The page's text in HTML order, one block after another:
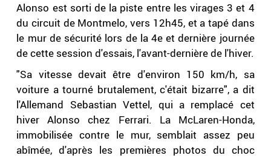
Alonso est sorti de la piste entre les virages 3 et 4
du circuit de Montmelo, vers 12h45, et a tapé dans
le mur de sécurité lors de la 4e et dernière journée
de cette session d'essais, l'avant-dernière de l'hiver.
"Sa vitesse devait être d'environ 150 km/h, sa
voiture a tourné brutalement, c'était bizarre", a dit
l'Allemand Sebastian Vettel, qui a remplacé cet
hiver Alonso chez Ferrari. La McLaren-Honda,
immobilisée contre le mur, semblait assez peu
abîmée, d'après les premières photos du choc